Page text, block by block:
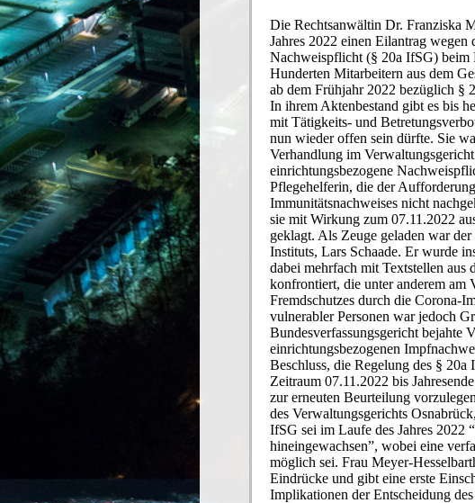
Die Rechtsanwältin Dr. Franziska
Jahres 2022 einen Eilantrag wegen
Nachweispflicht (§ 20a IfSG) beim
Hunderten Mitarbeitern aus dem
ab dem Frühjahr 2022 bezüglich §
In ihrem Aktenbestand gibt es bis
mit Tätigkeits- und
nun wieder offen sein dürfte. Sie
Verhandlung im
einrichtungsbezogene
Pflegehelferin, die der
Immunitätsnachweises nicht
sie mit Wirkung zum 07.11.2022
geklagt. Als Zeuge geladen war
Instituts, Lars Schaade. Er wurde
dabei mehrfach mit Textstellen
konfrontiert, die unter anderem am
Fremdschutzes durch die Corona-
vulnerabler Personen war jedoch
Bundesverfassungsgericht bejahte
einrichtungsbezogenen
Beschluss, die Regelung des § 20a
Zeitraum 07.11.2022 bis
zur erneuten Beurteilung
des Verwaltungsgerichts
IfSG sei im Laufe des Jahres 2022
hineingewachsen”, wobei eine
möglich sei. Frau Meyer-
Eindrücke und gibt eine erste
Implikationen der Entscheidung